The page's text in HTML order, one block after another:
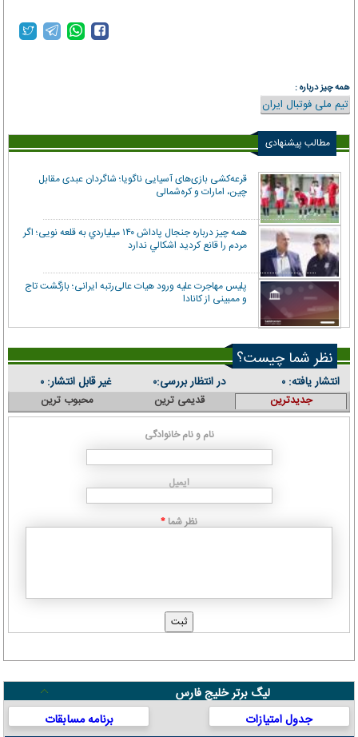
همه چیز درباره :
تیم ملی فوتبال ایران
مطالب پیشنهادی
قرعه‌کشی بازی‌های آسیایی ناگویا؛ شاگردان عبدی مقابل
چین، امارات و کره‌شمالی
همه‌ چيز درباره جنجال پاداش ۱۴۰ ميلياردي به قلعه نویی؛ اگر
مردم را قانع كرديد اشكالي ندارد
پلیس مهاجرت علیه ورود هیات عالی‌رتبه ایرانی؛ بازگشت تاج
و ممبینی از کانادا
نظر شما چیست؟
انتشار یافته: ۰ در انتظار بررسی:۰ غیر قابل انتشار: ۰
جدیدترین قدیمی ترین محبوب ترین
نام و نام خانوادگی
ایمیل
نظر شما *
لیگ برتر خلیج فارس
جدول امتیازات
برنامه مسابقات